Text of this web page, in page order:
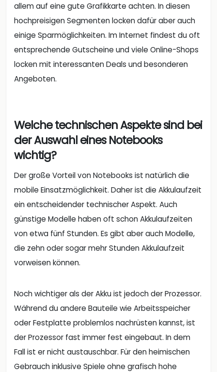
allem auf eine gute Grafikkarte achten. In diesen
hochpreisigen Segmenten locken dafür aber auch
einige Sparmöglichkeiten. Im Internet findest du oft
entsprechende Gutscheine und viele Online-Shops
locken mit interessanten Deals und besonderen
Angeboten.
Welche technischen Aspekte sind bei
der Auswahl eines Notebooks
wichtig?
Der große Vorteil von Notebooks ist natürlich die
mobile Einsatzmöglichkeit. Daher ist die Akkulaufzeit
ein entscheidender technischer Aspekt. Auch
günstige Modelle haben oft schon Akkulaufzeiten
von etwa fünf Stunden. Es gibt aber auch Modelle,
die zehn oder sogar mehr Stunden Akkulaufzeit
vorweisen können.
Noch wichtiger als der Akku ist jedoch der Prozessor.
Während du andere Bauteile wie Arbeitsspeicher
oder Festplatte problemlos nachrüsten kannst, ist
der Prozessor fast immer fest eingebaut. In dem
Fall ist er nicht austauschbar. Für den heimischen
Gebrauch inklusive Spiele ohne grafisch hohe